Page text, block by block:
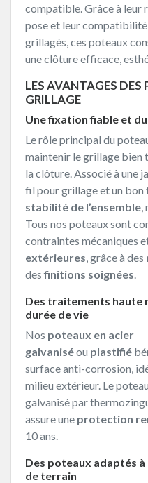
compatible. Grâce à leur
pose et leur compatibilité
grillagés, ces poteaux
une clôture efficace,
LES AVANTAGES DES
GRILLAGE
Une fixation fiable et
Le rôle principal du
maintenir le grillage bien
la clôture. Associé à une
fil pour grillage et un bon
stabilité de l’ensemble,
Tous nos poteaux sont
contraintes mécaniques
extérieures, grâce à des
desfinitions soignées.
Des traitements haute
durée de vie
Nos poteaux en acier
galvaniséou plastifié
surface anti-corrosion,
milieu extérieur. Le
galvanisé par
assure une protection
10 ans.
Des poteaux adaptés
de terrain